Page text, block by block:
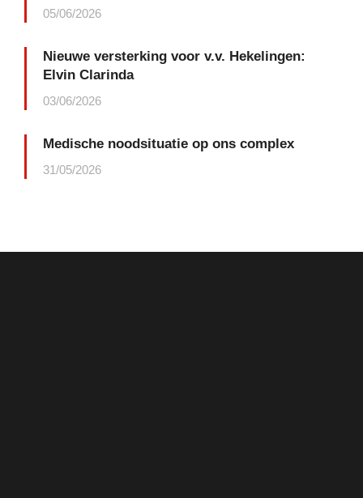
05/06/2026
Nieuwe versterking voor v.v. Hekelingen:
Elvin Clarinda
03/06/2026
Medische noodsituatie op ons complex
31/05/2026